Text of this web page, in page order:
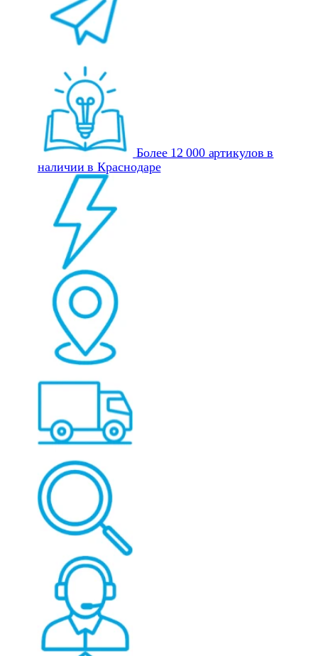
Более 12 000 артикулов в
наличии в Краснодаре